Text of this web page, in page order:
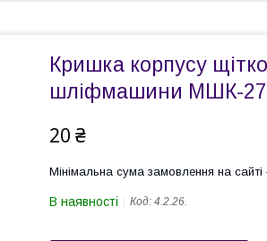
Кришка корпусу
шліфмашини МШК-
20 ₴
Мінімальна сума замовлення на
В наявності Код: 4.2.26.